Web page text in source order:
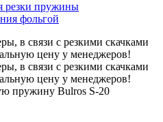
резки пружины
фольгой
в связи с резкими скачками
цену у менеджеров!
в связи с резкими скачками
цену у менеджеров!
пружину Bulros S-20